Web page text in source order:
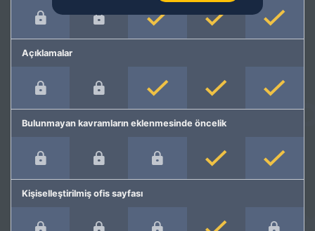
Açıklamalar
Bulunmayan kavramların eklenmesinde öncelik
Kişiselleştirilmiş ofis sayfası